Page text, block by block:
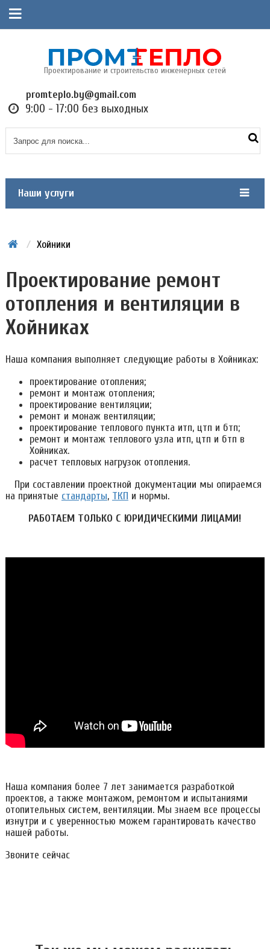
Проектирование и строительство инженерных сетей
promteplo.by@gmail.com
9:00 - 17:00 без выходных
Наши услуги
/ Хойники
Проектирование ремонт
отопления и вентиляции в
Хойниках
Наша компания выполняет следующие работы в Хойниках:
проектирование отопления;
ремонт и монтаж отопления;
проектирование вентиляции;
ремонт и монаж вентиляции;
проектирование теплового пункта итп, цтп и бтп;
ремонт и монтаж теплового узла итп, цтп и бтп в
Хойниках.
расчет тепловых нагрузок отопления.
При составлении проектной документации мы опираемся
на принятые стандарты, ТКП и нормы.
РАБОТАЕМ ТОЛЬКО С ЮРИДИЧЕСКИМИ ЛИЦАМИ!
Наша компания более 7 лет занимается разработкой
проектов, а также монтажом, ремонтом и испытаниями
отопительных систем, вентиляции. Мы знаем все процессы
изнутри и с уверенностью можем гарантировать качество
нашей работы.
Звоните сейчас